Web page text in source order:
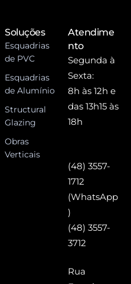
Soluções
Esquadrias
de PVC
Esquadrias
de Alumínio
Structural
Glazing
Obras
Verticais
Atendime
nto
Segunda à
Sexta:
8h às 12h e
das 13h15 às
18h
(48) 3557-
1712
(WhatsApp
)
(48) 3557-
3712
Rua